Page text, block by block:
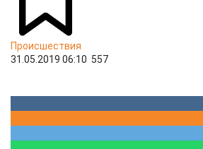
Происшествия
31.05.2019 06:10 557